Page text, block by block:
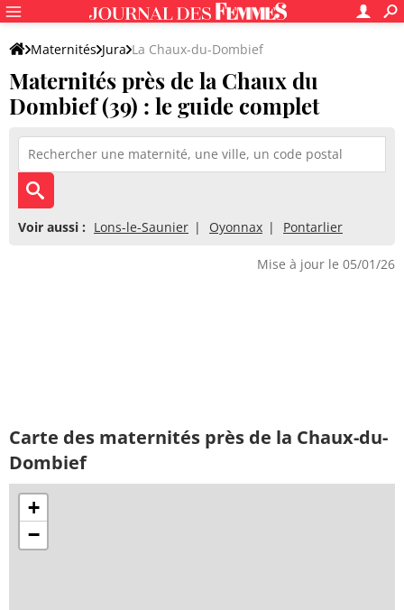
Maternités Jura La Chaux-du-Dombief
Maternités près de la Chaux du
Dombief (39) : le guide complet
Voir aussi : Lons-le-Saunier Oyonnax Pontarlier
Mise à jour le 05/01/26
Carte des maternités près de la Chaux-du-
Dombief
+
−